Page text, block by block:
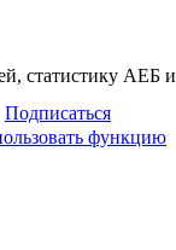
статистику АЕБ
Подписаться